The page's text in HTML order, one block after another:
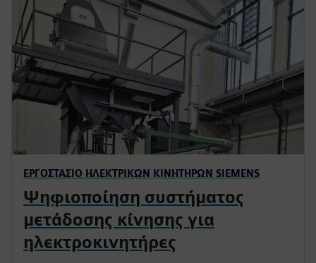
ΕΡΓΟΣΤΆΣΙΟ ΗΛΕΚΤΡΙΚΏΝ ΚΙΝΗΤΉΡΩΝ SIEMENS
Ψηφιοποίηση συστήματος
μετάδοσης κίνησης για
ηλεκτροκινητήρες